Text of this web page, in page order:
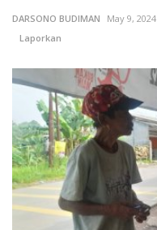
DARSONO BUDIMAN May 9, 2024
Laporkan